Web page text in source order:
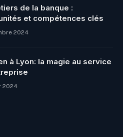
de la banque :
et compétences clés
2024
à Lyon: la magie au service
2024